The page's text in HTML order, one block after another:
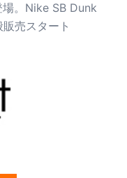
。Nike SB Dunk
売スタート